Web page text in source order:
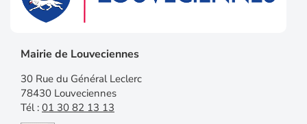
Mairie de Louveciennes
30 Rue du Général Leclerc
78430 Louveciennes
Tél : 01 30 82 13 13